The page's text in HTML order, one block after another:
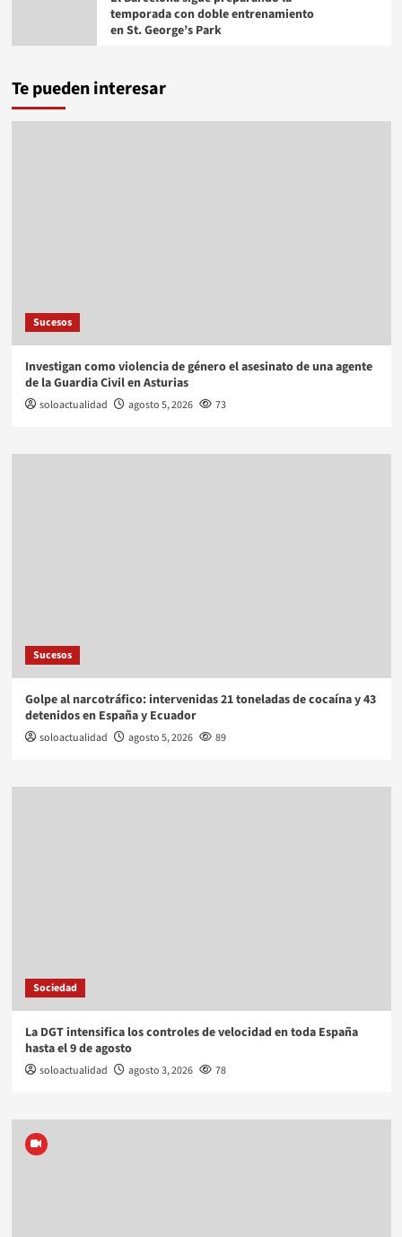
temporada con doble entrenamiento
en St. George’s Park
Te pueden interesar
Sucesos
Investigan como violencia de género el asesinato de una agente
de la Guardia Civil en Asturias
soloactualidad agosto 5, 2026 73
Sucesos
Golpe al narcotráfico: intervenidas 21 toneladas de cocaína y 43
detenidos en España y Ecuador
soloactualidad agosto 5, 2026 89
Sociedad
La DGT intensifica los controles de velocidad en toda España
hasta el 9 de agosto
soloactualidad agosto 3, 2026 78